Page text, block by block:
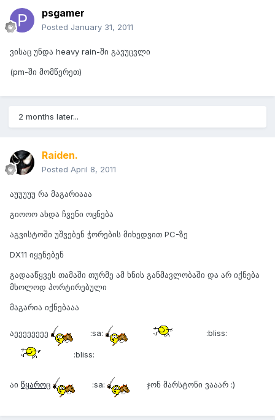
psgamer
Posted January 31, 2011
ვისაც უნდა heavy rain-ში გავუცვლი
(pm-ში მომწერეთ)
2 months later...
Raiden.
Posted April 8, 2011
აუუუუუ რა მაგარიააა
გიოოო ახდა ჩვენი ოცნება
აგვისტოში უშვებენ ჭორების მიხედვით PC-ზე
DX11 იყენებენ
გადააწყვეს თამაში თურმე ამ ხნის განმავლობაში და არ იქნება
მხოლოდ პორტირებული
მაგარია იქნებააა
აეეეეეეეე :sa: :bliss:
:bliss:
აი წყაროც :sa: ჯონ მარსტონი ვააარ :)